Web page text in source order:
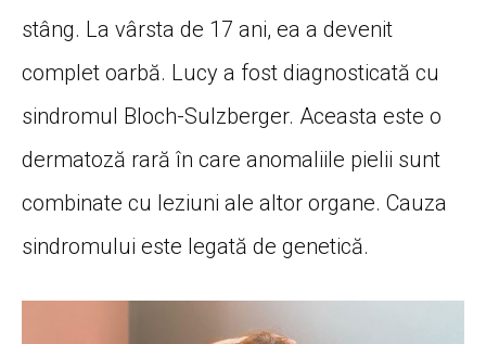
stâng. La vârsta de 17 ani, ea a devenit
complet oarbă. Lucy a fost diagnosticată cu
sindromul Bloch-Sulzberger. Aceasta este o
dermatoză rară în care anomaliile pielii sunt
combinate cu leziuni ale altor organe. Cauza
sindromului este legată de genetică.